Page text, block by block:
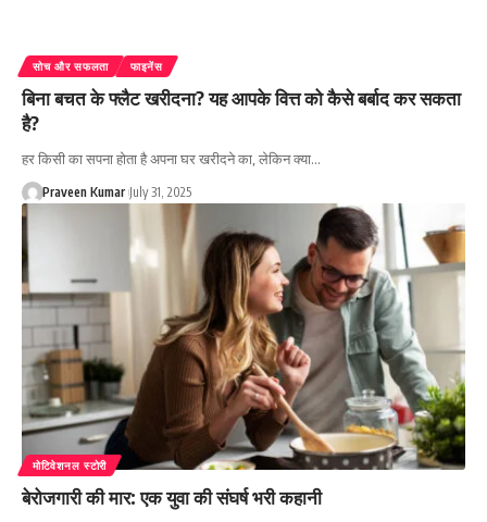
सोच और सफलता फाइनेंस
बिना बचत के फ्लैट खरीदना? यह आपके वित्त को कैसे बर्बाद कर सकता
है?
हर किसी का सपना होता है अपना घर खरीदने का, लेकिन क्या…
Praveen Kumar July 31, 2025
मोटिवेशनल स्टोरी
बेरोजगारी की मार: एक युवा की संघर्ष भरी कहानी